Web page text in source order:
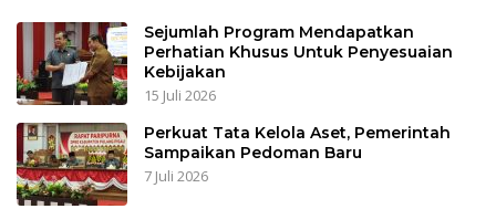
Sejumlah Program Mendapatkan
Perhatian Khusus Untuk Penyesuaian
Kebijakan
15 Juli 2026
Perkuat Tata Kelola Aset, Pemerintah
Sampaikan Pedoman Baru
7 Juli 2026